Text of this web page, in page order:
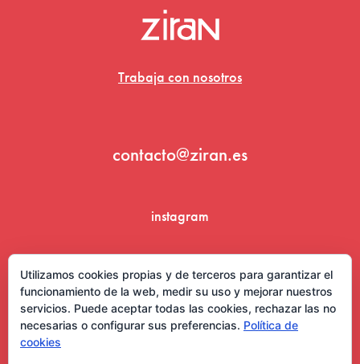
Trabaja con nosotros
contacto@ziran.es
instagram
Utilizamos cookies propias y de terceros para garantizar el
funcionamiento de la web, medir su uso y mejorar nuestros
servicios. Puede aceptar todas las cookies, rechazar las no
necesarias o configurar sus preferencias. Política de
cookies